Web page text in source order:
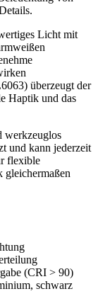
Licht mit
überzeugt der
Haptik und das
werkzeuglos
und kann jederzeit
flexible
gleichermaßen
(CRI > 90)
schwarz